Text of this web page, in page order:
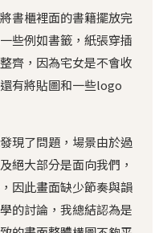
書櫃裡面的書籍擺放完
些例如書籤，紙張穿插
齊，因為宅女是不會收
有將貼圖和一些logo
現了問題，場景由於過
絕大部分是面向我們，
因此畫面缺少節奏與韻
的討論，我總結認為是